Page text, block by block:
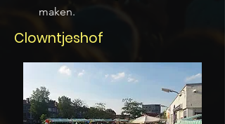
maken.
Clowntjeshof